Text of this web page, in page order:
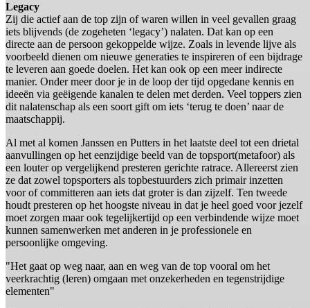
Legacy
Zij die actief aan de top zijn of waren willen in veel gevallen graag
iets blijvends (de zogeheten ‘legacy’) nalaten. Dat kan op een
directe aan de persoon gekoppelde wijze. Zoals in levende lijve als
voorbeeld dienen om nieuwe generaties te inspireren of een bijdrage
te leveren aan goede doelen. Het kan ook op een meer indirecte
manier. Onder meer door je in de loop der tijd opgedane kennis en
ideeën via geëigende kanalen te delen met derden. Veel toppers zien
dit nalatenschap als een soort gift om iets ‘terug te doen’ naar de
maatschappij.
Al met al komen Janssen en Putters in het laatste deel tot een drietal
aanvullingen op het eenzijdige beeld van de topsport(metafoor) als
een louter op vergelijkend presteren gerichte ratrace. Allereerst zien
ze dat zowel topsporters als topbestuurders zich primair inzetten
voor of committeren aan iets dat groter is dan zijzelf. Ten tweede
houdt presteren op het hoogste niveau in dat je heel goed voor jezelf
moet zorgen maar ook tegelijkertijd op een verbindende wijze moet
kunnen samenwerken met anderen in je professionele en
persoonlijke omgeving.
"Het gaat op weg naar, aan en weg van de top vooral om het
veerkrachtig (leren) omgaan met onzekerheden en tegenstrijdige
elementen"